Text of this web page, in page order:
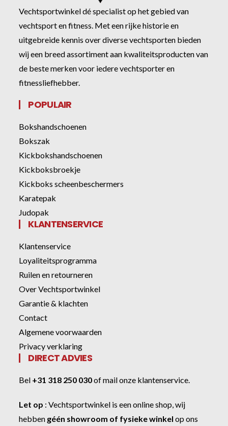
Vechtsportwinkel dé specialist op het gebied van
vechtsport en fitness. Met een rijke historie en
uitgebreide kennis over diverse vechtsporten bieden
wij een breed assortiment aan kwaliteitsproducten van
de beste merken voor iedere vechtsporter en
fitnessliefhebber.
POPULAIR
Bokshandschoenen
Bokszak
Kickbokshandschoenen
Kickboksbroekje
Kickboks scheenbeschermers
Karatepak
Judopak
KLANTENSERVICE
Klantenservice
Loyaliteitsprogramma
Ruilen en retourneren
Over Vechtsportwinkel
Garantie & klachten
Contact
Algemene voorwaarden
Privacy verklaring
DIRECT ADVIES
Bel +31 318 250 030ofmail onze klantenservice
Let op :Vechtsportwinkel is een online shop, wij
hebben géén showroom of fysieke winkel op ons